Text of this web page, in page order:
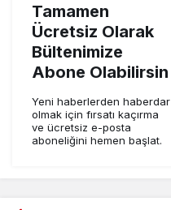
Tamamen
Ücretsiz Olarak
Bültenimize
Abone Olabilirsin
Yeni haberlerden haberdar
olmak için fırsatı kaçırma
ve ücretsiz e-posta
aboneliğini hemen başlat.